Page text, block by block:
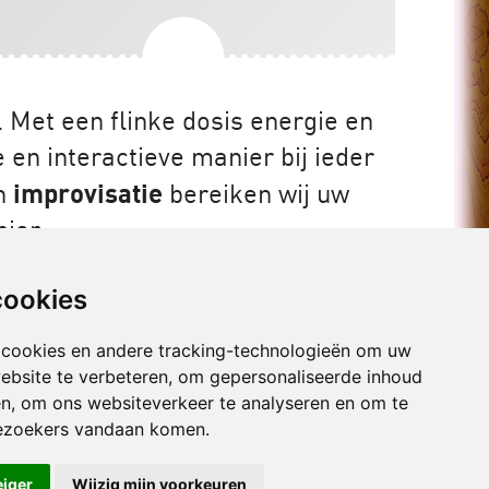
en andere tracking-technologieën om uw
te verbeteren, om gepersonaliseerde inhoud
om ons websiteverkeer te analyseren en om te
vandaan komen.
Wijzig mijn voorkeuren
een flinke dosis energie en
interactieve manier bij ieder
improvisatie bereiken wij uw
zelfredzaamheid
toekomst van goede zorg
interactieve voorstellingen verzorgen in het
we goede zorg bieden in een tijd waarin de
bieden?
dat het goed komt.